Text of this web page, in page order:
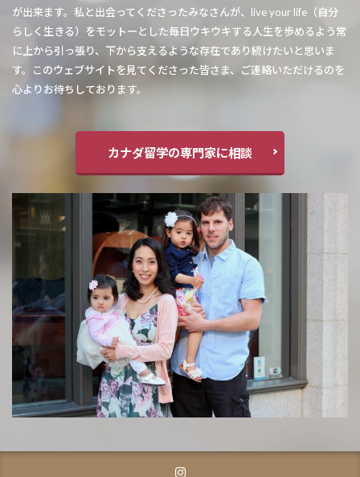
が出来ます。私と出会ってくださったみなさんが、live your life（自分
らしく生きる）をモットーとした毎日ウキウキする人生を歩めるよう常
に上から引っ張り、下から支えるような存在であり続けたいと思いま
す。このウェブサイトを見てくださった皆さま、ご連絡いただけるのを
心よりお待ちしております。
カナダ留学の専門家に相談